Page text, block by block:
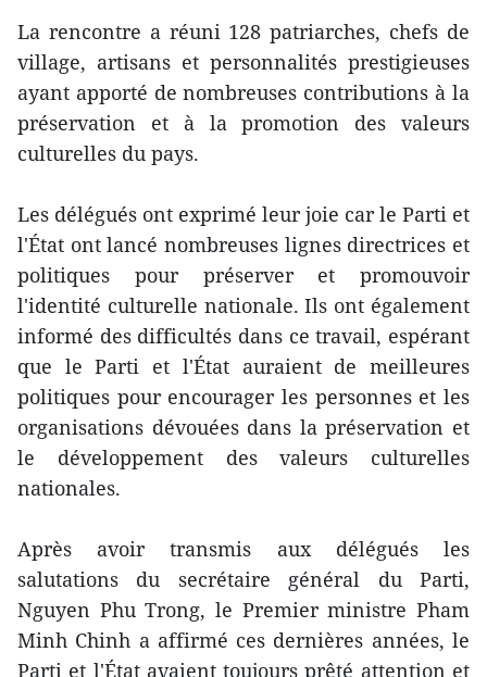
La rencontre a réuni 128 patriarches, chefs de
village, artisans et personnalités prestigieuses
ayant apporté de nombreuses contributions à la
préservation et à la promotion des valeurs
culturelles du pays.
Les délégués ont exprimé leur joie car le Parti et
l'État ont lancé nombreuses lignes directrices et
politiques pour préserver et promouvoir
l'identité culturelle nationale. Ils ont également
informé des difficultés dans ce travail, espérant
que le Parti et l'État auraient de meilleures
politiques pour encourager les personnes et les
organisations dévouées dans la préservation et
le développement des valeurs culturelles
nationales.
Après avoir transmis aux délégués les
salutations du secrétaire général du Parti,
Nguyen Phu Trong, le Premier ministre Pham
Minh Chinh a affirmé ces dernières années, le
Parti et l'État avaient toujours prêté attention et